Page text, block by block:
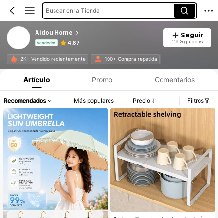
Buscar en la Tienda
Aidou Home
Vendedor 4.67
Seguir
119 Seguidores
2K+ Vendido recientemente 100+ Compra repetida
Artículo Promo Comentarios
Recomendados Más populares Precio Filtros